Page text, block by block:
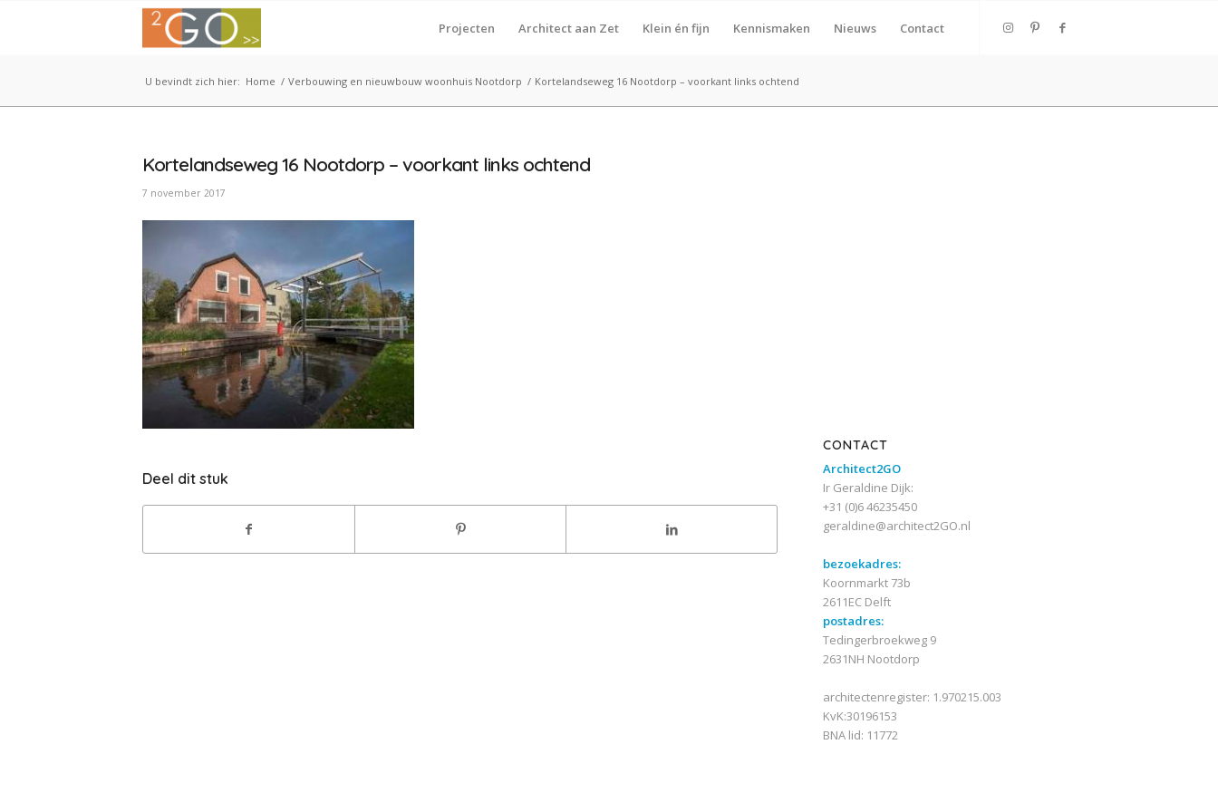
Projecten Architect aan Zet Klein én fijn Kennismaken Nieuws Contact
U bevindt zich hier: Home / Verbouwing en nieuwbouw woonhuis Nootdorp / Kortelandseweg 16 Nootdorp – voorkant links ochtend
Kortelandseweg 16 Nootdorp – voorkant links ochtend
7 november 2017
Deel dit stuk
CONTACT
Architect2GO
Ir Geraldine Dijk:
+31 (0)6 46235450
geraldine@architect2GO.nl
bezoekadres:
Koornmarkt 73b
2611EC Delft
postadres:
Tedingerbroekweg 9
2631NH Nootdorp
architectenregister: 1.970215.003
KvK:30196153
BNA lid: 11772